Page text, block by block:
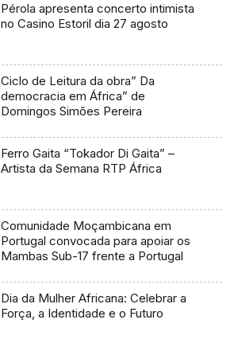
Pérola apresenta concerto intimista
no Casino Estoril dia 27 agosto
Ciclo de Leitura da obra” Da
democracia em África” de
Domingos Simões Pereira
Ferro Gaita “Tokador Di Gaita” –
Artista da Semana RTP África
Comunidade Moçambicana em
Portugal convocada para apoiar os
Mambas Sub-17 frente a Portugal
Dia da Mulher Africana: Celebrar a
Força, a Identidade e o Futuro